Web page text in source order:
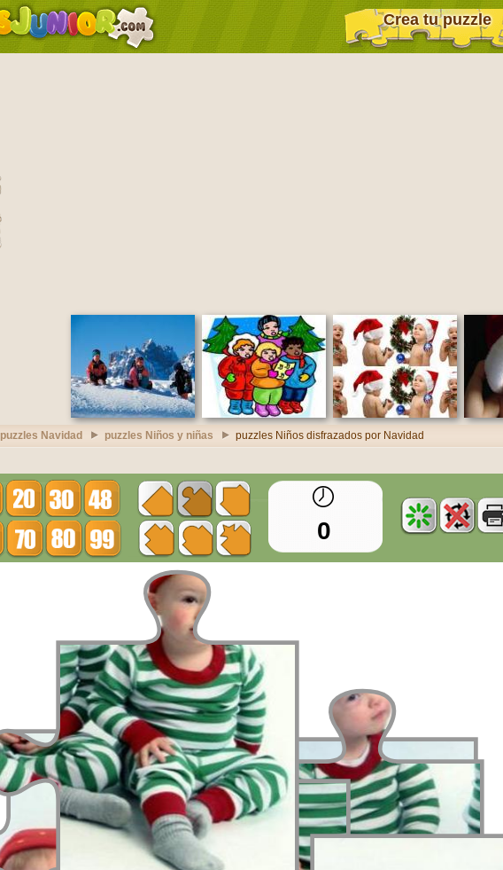
Crea tu puzzle
puzzles Navidad puzzles Niños y niñas puzzles Niños disfrazados por Navidad
0